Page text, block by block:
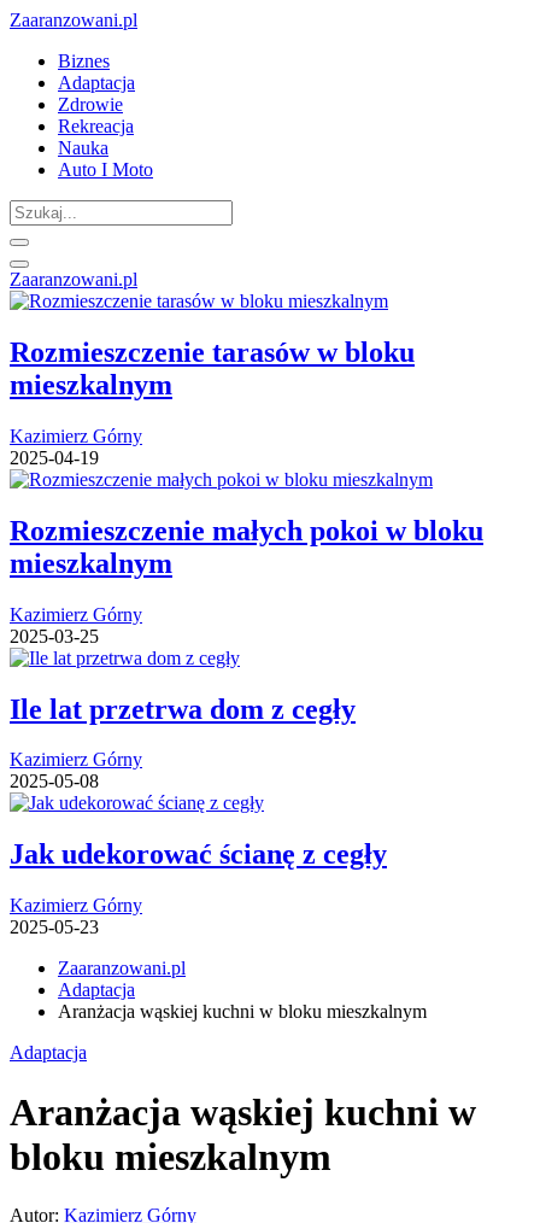
Zaaranzowani.pl
Biznes
Adaptacja
Zdrowie
Rekreacja
Nauka
Auto I Moto
Zaaranzowani.pl
Rozmieszczenie tarasów w bloku
mieszkalnym
Kazimierz Górny
2025-04-19
Rozmieszczenie małych pokoi w bloku
mieszkalnym
Kazimierz Górny
2025-03-25
Ile lat przetrwa dom z cegły
Kazimierz Górny
2025-05-08
Jak udekorować ścianę z cegły
Kazimierz Górny
2025-05-23
Zaaranzowani.pl
Adaptacja
Aranżacja wąskiej kuchni w bloku mieszkalnym
Adaptacja
Aranżacja wąskiej kuchni w
bloku mieszkalnym
Autor: Kazimierz Górny